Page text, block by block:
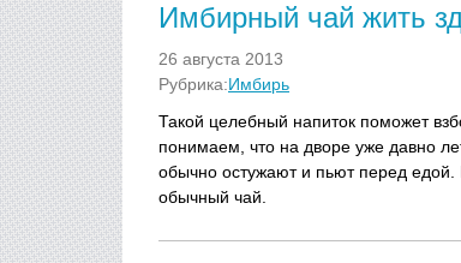
Имбирный чай жить
26 августа 2013
Рубрика:Имбирь
Такой целебный напиток поможет
понимаем, что на дворе уже давно
обычно остужают и пьют перед едой.
обычный чай.